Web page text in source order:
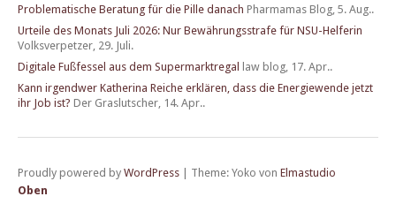
Problematische Beratung für die Pille danach Pharmamas Blog 5. Aug..
Urteile des Monats Juli 2026: Nur Bewährungsstrafe für NSU-Helferin
Volksverpetzer 29. Juli.
Digitale Fußfessel aus dem Supermarktregal
law blog 17. Apr..
Kann irgendwer Katherina Reiche erklären, dass die Energiewende jetzt
ihr Job ist? Der Graslutscher 14. Apr..
Proudly powered by WordPress Theme: Yoko von Elmastudio
Oben